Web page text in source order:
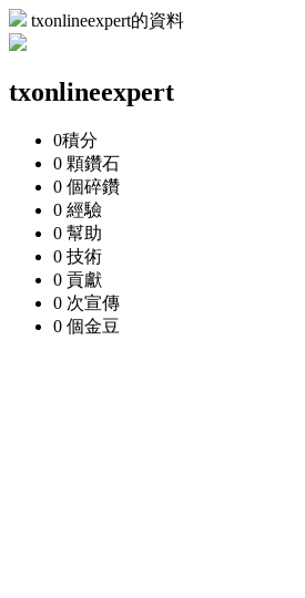
txonlineexpert的資料
txonlineexpert
0積分
0 顆鑽石
0 個碎鑽
0 經驗
0 幫助
0 技術
0 貢獻
0 次宣傳
0 個金豆